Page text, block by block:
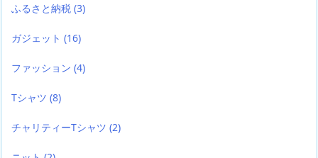
ふるさと納税 (3)
ガジェット (16)
ファッション (4)
Tシャツ (8)
チャリティーTシャツ (2)